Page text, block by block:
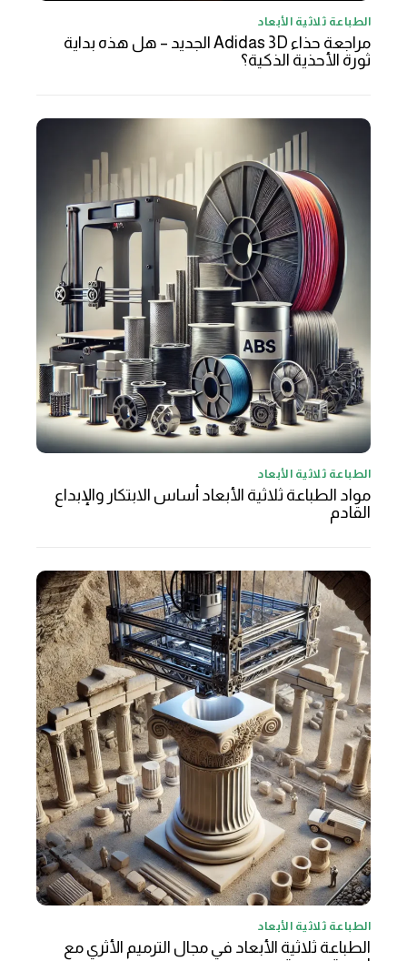
الطباعة ثلاثية الأبعاد
مراجعة حذاء Adidas 3D الجديد – هل هذه بداية
ثورة الأحذية الذكية؟
الطباعة ثلاثية الأبعاد
مواد الطباعة ثلاثية الأبعاد أساس الابتكار والإبداع
القادم
الطباعة ثلاثية الأبعاد
الطباعة ثلاثية الأبعاد في مجال الترميم الأثري مع